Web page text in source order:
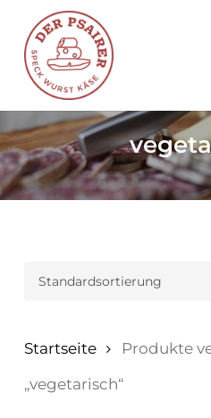
Hauptinhalt
springen
Startseite
Produkte
„vegetarisch“